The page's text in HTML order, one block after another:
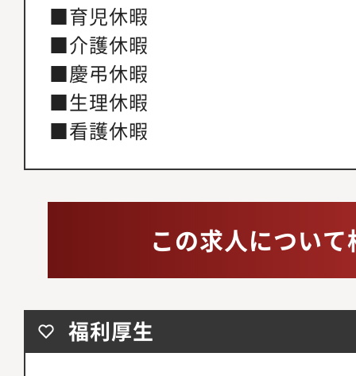
■育児休暇
■介護休暇
■慶弔休暇
■生理休暇
■看護休暇
この求人につい
福利厚生